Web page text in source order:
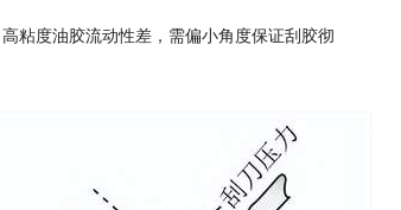
粘度油胶流动性差，需偏小角度保证刮胶彻